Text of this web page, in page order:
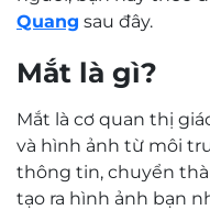
Quang sau đây.
Mắt là gì?
Mắt là cơ quan thị
và hình ảnh từ môi
thông tin, chuyển
tạo ra hình ảnh bạn